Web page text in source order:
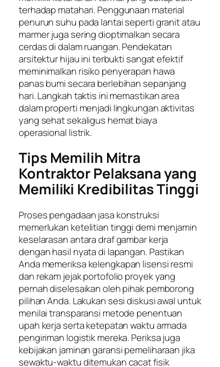
terhadap matahari. Penggunaan material
penurun suhu pada lantai seperti granit atau
marmer juga sering dioptimalkan secara
cerdas di dalam ruangan. Pendekatan
arsitektur hijau ini terbukti sangat efektif
meminimalkan risiko penyerapan hawa
panas bumi secara berlebihan sepanjang
hari. Langkah taktis ini memastikan area
dalam properti menjadi lingkungan aktivitas
yang sehat sekaligus hemat biaya
operasional listrik.
Tips Memilih Mitra
Kontraktor Pelaksana yang
Memiliki Kredibilitas Tinggi
Proses pengadaan jasa konstruksi
memerlukan ketelitian tinggi demi menjamin
keselarasan antara draf gambar kerja
dengan hasil nyata di lapangan. Pastikan
Anda memeriksa kelengkapan lisensi resmi
dan rekam jejak portofolio proyek yang
pernah diselesaikan oleh pihak pemborong
pilihan Anda. Lakukan sesi diskusi awal untuk
menilai transparansi metode penentuan
upah kerja serta ketepatan waktu armada
pengiriman logistik mereka. Periksa juga
kebijakan jaminan garansi pemeliharaan jika
sewaktu-waktu ditemukan cacat fisik